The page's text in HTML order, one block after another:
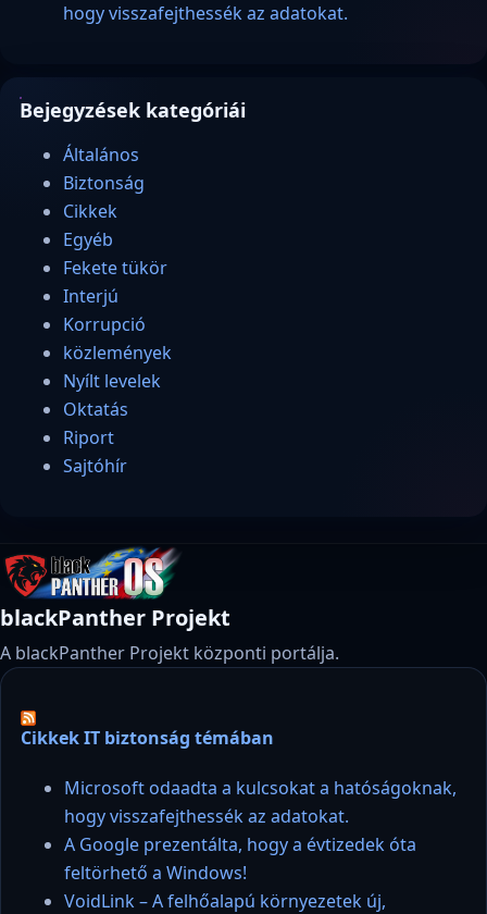
hogy visszafejthessék az adatokat.
Bejegyzések kategóriái
Általános
Biztonság
Cikkek
Egyéb
Fekete tükör
Interjú
Korrupció
közlemények
Nyílt levelek
Oktatás
Riport
Sajtóhír
blackPanther Projekt
A blackPanther Projekt központi portálja.
Cikkek IT biztonság témában
Microsoft odaadta a kulcsokat a hatóságoknak,
hogy visszafejthessék az adatokat.
A Google prezentálta, hogy a évtizedek óta
feltörhető a Windows!
VoidLink – A felhőalapú környezetek új,